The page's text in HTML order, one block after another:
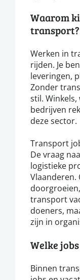
Waarom
transport?
Werken in
rijden. Je
leveringen,
Zonder
stil. Winkels,
bedrijven
deze sector.
Transport
De vraag
logistieke
Vlaanderen.
transport
doeners,
zijn in
Welke
Binnen